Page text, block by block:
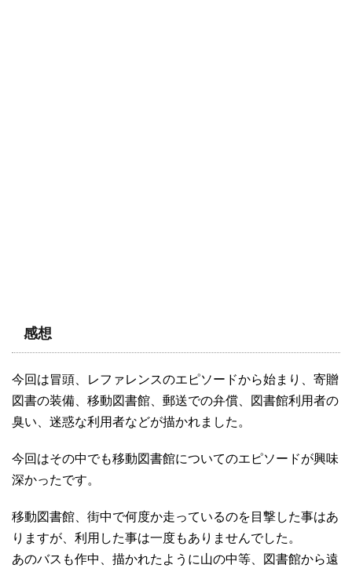
感想
今回は冒頭、レファレンスのエピソードから始まり、寄贈
図書の装備、移動図書館、郵送での弁償、図書館利用者の
臭い、迷惑な利用者などが描かれました。
今回はその中でも移動図書館についてのエピソードが興味
深かったです。
移動図書館、街中で何度か走っているのを目撃した事はあ
りますが、利用した事は一度もありませんでした。
あのバスも作中、描かれたように山の中等、図書館から遠